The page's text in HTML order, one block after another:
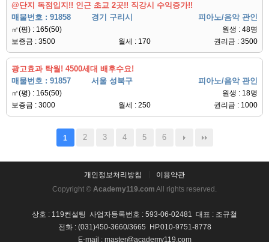
@단지 독점입지!! 인근 초교 2곳!! 직강시 수익증가!!
매물번호 : 91858
경기 구리시 피아노/음악 관인
㎡(평) : 165(50)
원생 : 48명
보증금 : 3500
월세 : 170 권리금 : 3500
광고효과 탁월! 4500세대 배후수요!
매물번호 : 91857
서울 성북구 피아노/음악 관인
㎡(평) : 165(50)
원생 : 18명
보증금 : 3000
월세 : 250 권리금 : 1000
1 2 3 4 5 6
개인정보처리방침
이용약관
Copyright © Academy119.com All rights reserved.
상호 : 119컨설팅 사업자등록번호 : 593-06-02481 대표 : 조규철
전화 : (031)450-3660/3665 HP.010-9751-8778
E-mail : master@academy119.com